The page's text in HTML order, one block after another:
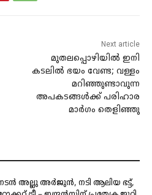
Next article
മുതലപ്പൊഴിയിൽ ഇനി
കടലിൽ ഭയം വേണ്ട; വള്ളം
മറിഞ്ഞുണ്ടാവുന്ന
അപകടങ്ങൾക്ക് പരിഹാര
മാർഗം തെളിഞ്ഞു
നടൻ അല്ലു അർജുൻ, നടി ആലിയ ഭട്ട്,